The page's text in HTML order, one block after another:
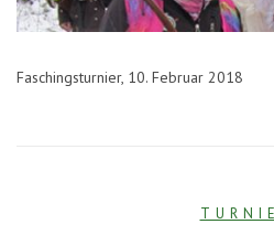
Faschingsturnier, 10. Februar 2018